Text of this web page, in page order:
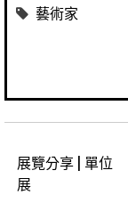
藝術家
展覽分享 | 單位
展